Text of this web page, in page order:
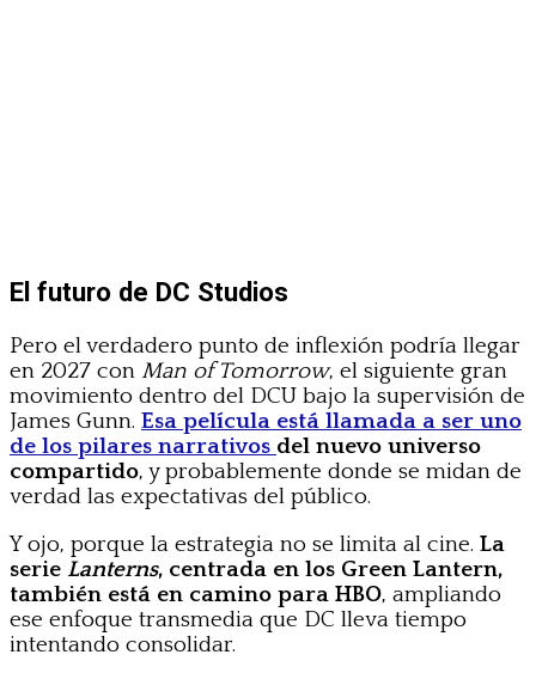
El futuro de DC Studios
Pero el verdadero punto de inflexión podría llegar
en 2027 con Man of Tomorrow, el siguiente gran
movimiento dentro del DCU bajo la supervisión de
James Gunn. Esa película está llamada a ser uno
de los pilares narrativos del nuevo universo
compartido, y probablemente donde se midan de
verdad las expectativas del público.
Y ojo, porque la estrategia no se limita al cine. La
serie Lanterns, centrada en los Green Lantern,
también está en camino para HBO, ampliando
ese enfoque transmedia que DC lleva tiempo
intentando consolidar.